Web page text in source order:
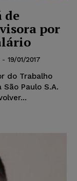
de
por
- 19/01/2017
do Trabalho
Paulo S.A.